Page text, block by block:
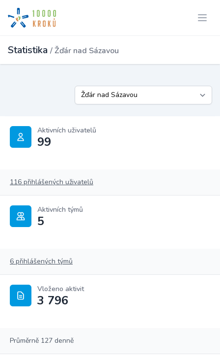
Statistika / Žďár nad Sázavou
Aktivních uživatelů
99
116 přihlášených uživatelů
Aktivních týmů
5
6 přihlášených týmů
Vloženo aktivit
3 796
Průměrně 127 denně